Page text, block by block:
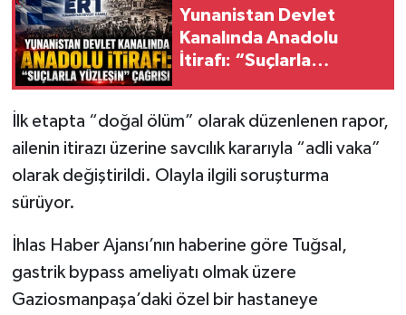
Yunanistan Devlet
Kanalında Anadolu
İtirafı: “Suçlarla
İlk etapta “doğal ölüm” olarak düzenlenen rapor,
ailenin itirazı üzerine savcılık kararıyla “adli vaka”
olarak değiştirildi. Olayla ilgili soruşturma
sürüyor.
İhlas Haber Ajansı’nın haberine göre Tuğsal,
gastrik bypass ameliyatı olmak üzere
Gaziosmanpaşa’daki özel bir hastaneye